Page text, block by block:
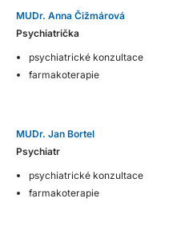
MUDr. Anna Čižmárová
Psychiatrička
psychiatrické konzultace
farmakoterapie
MUDr. Jan Bortel
Psychiatr
psychiatrické konzultace
farmakoterapie